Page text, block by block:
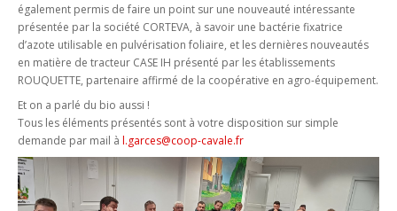
également permis de faire un point sur une nouveauté intéressante
présentée par la société CORTEVA, à savoir une bactérie fixatrice
d’azote utilisable en pulvérisation foliaire, et les dernières nouveautés
en matière de tracteur CASE IH présenté par les établissements
ROUQUETTE, partenaire affirmé de la coopérative en agro-équipement.
Et on a parlé du bio aussi !
Tous les éléments présentés sont à votre disposition sur simple
demande par mail à l.garces@coop-cavale.fr